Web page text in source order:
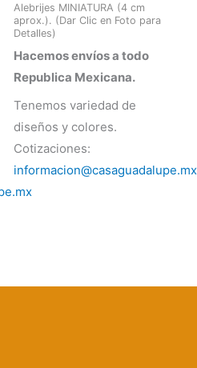
Alebrijes MINIATURA (4 cm
aprox.). (Dar Clic en Foto para
Detalles)
Hacemos envíos a todo
Republica Mexicana.
Tenemos variedad de
diseños y colores.
Cotizaciones:
informacion@casaguadalupe.mx